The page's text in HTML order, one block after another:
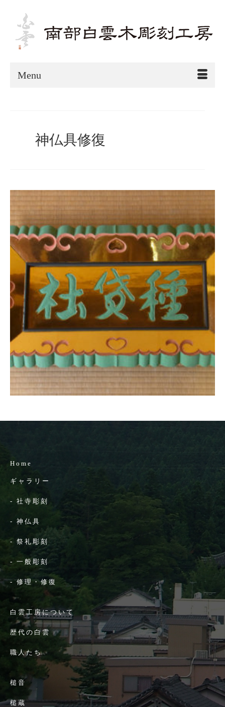
Menu
神仏具修復
Home
ギャラリー
- 社寺彫刻
- 神仏具
- 祭礼彫刻
- 一般彫刻
-修理・修復
白雲工房について
歴代の白雲
職人たち
槌音
槌蔵